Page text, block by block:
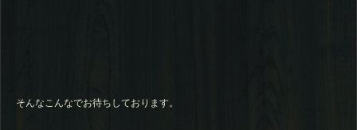
そんなこんなでお待ちしております。